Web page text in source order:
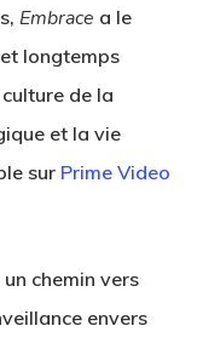
Embrace a le
longtemps
de la
et la vie
sur Prime Video
chemin vers
envers